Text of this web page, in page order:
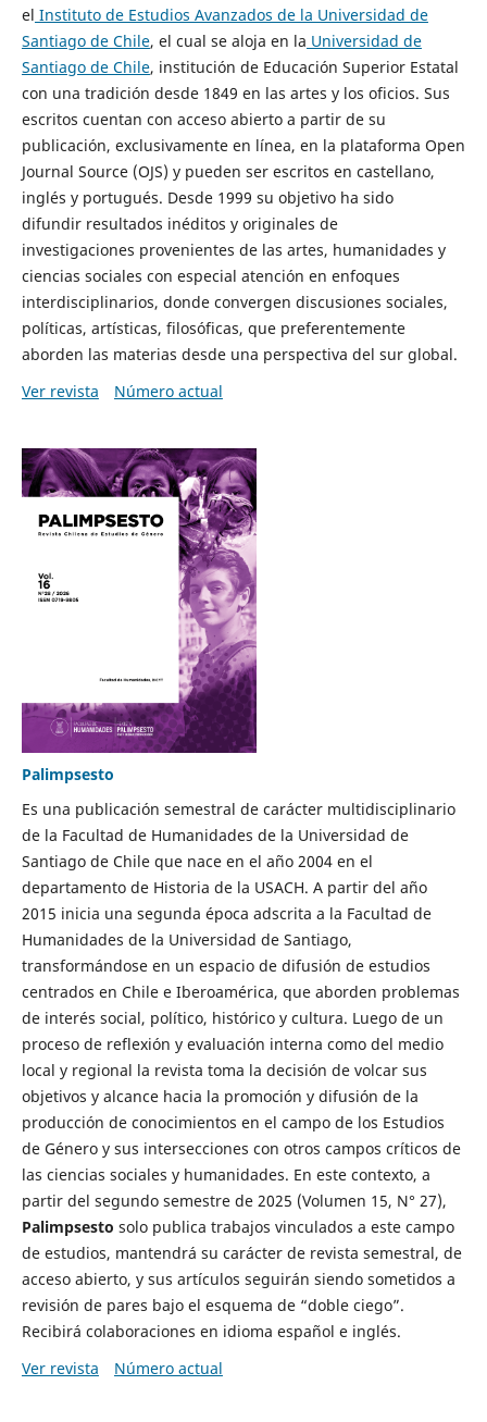
el Instituto de Estudios Avanzados de la Universidad de
Santiago de Chile, el cual se aloja en la Universidad de
Santiago de Chile, institución de Educación Superior Estatal
con una tradición desde 1849 en las artes y los oficios. Sus
escritos cuentan con acceso abierto a partir de su
publicación, exclusivamente en línea, en la plataforma Open
Journal Source (OJS) y pueden ser escritos en castellano,
inglés y portugués. Desde 1999 su objetivo ha sido
difundir resultados inéditos y originales de
investigaciones provenientes de las artes, humanidades y
ciencias sociales con especial atención en enfoques
interdisciplinarios, donde convergen discusiones sociales,
políticas, artísticas, filosóficas, que preferentemente
aborden las materias desde una perspectiva del sur global.
Ver revista
Número actual
Palimpsesto
Es una publicación semestral de carácter multidisciplinario
de la Facultad de Humanidades de la Universidad de
Santiago de Chile que nace en el año 2004 en el
departamento de Historia de la USACH. A partir del año
2015 inicia una segunda época adscrita a la Facultad de
Humanidades de la Universidad de Santiago,
transformándose en un espacio de difusión de estudios
centrados en Chile e Iberoamérica, que aborden problemas
de interés social, político, histórico y cultura. Luego de un
proceso de reflexión y evaluación interna como del medio
local y regional la revista toma la decisión de volcar sus
objetivos y alcance hacia la promoción y difusión de la
producción de conocimientos en el campo de los Estudios
de Género y sus intersecciones con otros campos críticos de
las ciencias sociales y humanidades. En este contexto, a
partir del segundo semestre de 2025 (Volumen 15, N° 27),
Palimpsesto solo publica trabajos vinculados a este campo
de estudios, mantendrá su carácter de revista semestral, de
acceso abierto, y sus artículos seguirán siendo sometidos a
revisión de pares bajo el esquema de “doble ciego”.
Recibirá colaboraciones en idioma español e inglés.
Ver revista
Número actual